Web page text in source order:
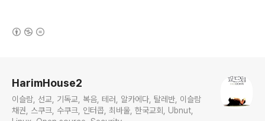
HarimHouse2
이슬람, 선교, 기독교, 복음, 테러, 알카에다, 탈레반, 이슬람
채권, 스쿠크, 수쿠크, 인터콥, 최바울, 한국교회, Ubnut,